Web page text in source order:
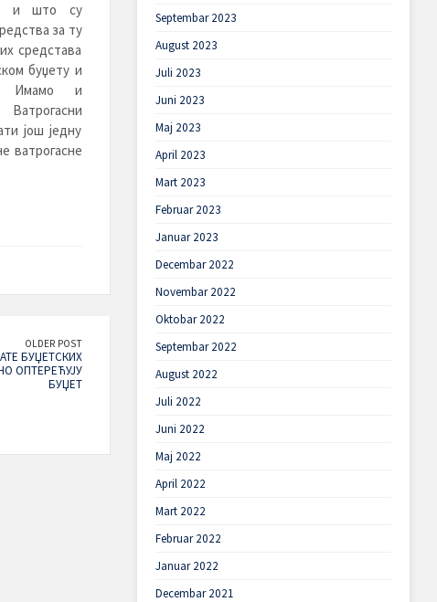
и што су
за ту
средстава
буџету и
Имамо и
још једну
ватрогасне
OLDER POST
БУЏЕТСКИХ
ОПТЕРЕЋУЈУ
БУЏЕТ
Septembar 2023
August 2023
Juli 2023
Juni 2023
Maj 2023
April 2023
Mart 2023
Februar 2023
Januar 2023
Decembar 2022
Novembar 2022
Oktobar 2022
Septembar 2022
August 2022
Juli 2022
Juni 2022
Maj 2022
April 2022
Mart 2022
Februar 2022
Januar 2022
Decembar 2021